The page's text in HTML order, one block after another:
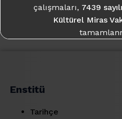
Enstitü
Tarihçe
çalışmaları, 7439
Kültürel Miras